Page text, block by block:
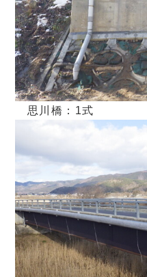
思川橋：1式